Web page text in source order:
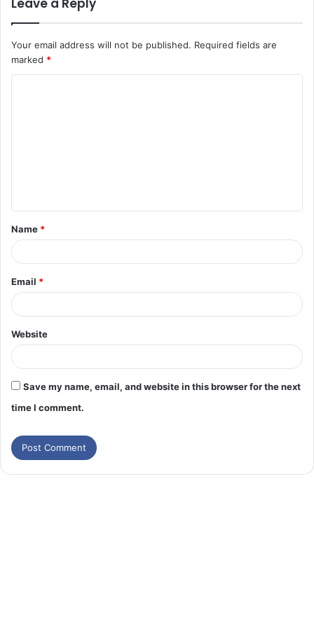
Leave a Reply
Your email address will not be published. Required fields are
marked *
Name *
Email *
Website
Save my name, email, and website in this browser for the next
time I comment.